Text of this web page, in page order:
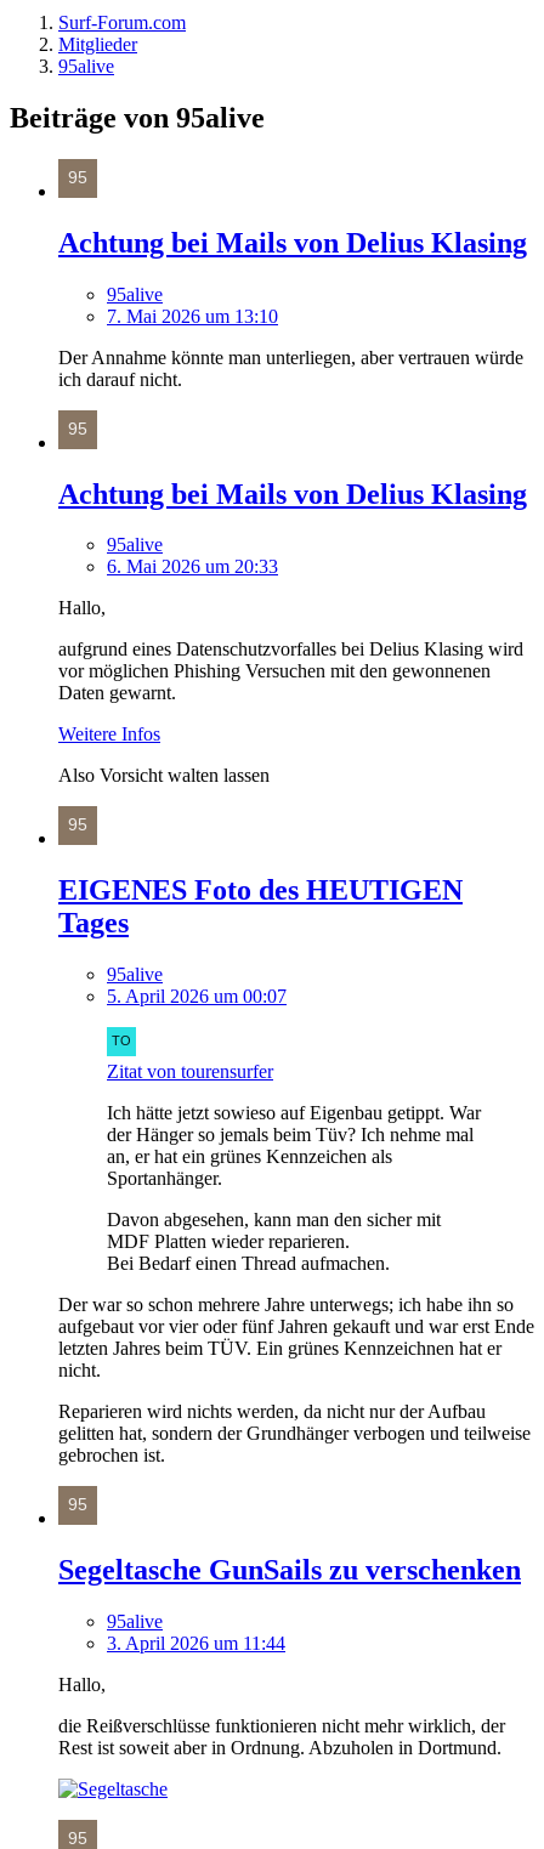
Surf-Forum.com
Mitglieder
95alive
Beiträge von 95alive
Achtung bei Mails von Delius Klasing
95alive
7. Mai 2026 um 13:10
Der Annahme könnte man unterliegen, aber vertrauen würde
ich darauf nicht.
Achtung bei Mails von Delius Klasing
95alive
6. Mai 2026 um 20:33
Hallo,
aufgrund eines Datenschutzvorfalles bei Delius Klasing wird
vor möglichen Phishing Versuchen mit den gewonnenen
Daten gewarnt.
Weitere Infos
Also Vorsicht walten lassen
EIGENES Foto des HEUTIGEN
Tages
95alive
5. April 2026 um 00:07
Zitat von tourensurfer
Ich hätte jetzt sowieso auf Eigenbau getippt. War
der Hänger so jemals beim Tüv? Ich nehme mal
an, er hat ein grünes Kennzeichen als
Sportanhänger.
Davon abgesehen, kann man den sicher mit
MDF Platten wieder reparieren.
Bei Bedarf einen Thread aufmachen.
Der war so schon mehrere Jahre unterwegs; ich habe ihn so
aufgebaut vor vier oder fünf Jahren gekauft und war erst Ende
letzten Jahres beim TÜV. Ein grünes Kennzeichnen hat er
nicht.
Reparieren wird nichts werden, da nicht nur der Aufbau
gelitten hat, sondern der Grundhänger verbogen und teilweise
gebrochen ist.
Segeltasche GunSails zu verschenken
95alive
3. April 2026 um 11:44
Hallo,
die Reißverschlüsse funktionieren nicht mehr wirklich, der
Rest ist soweit aber in Ordnung. Abzuholen in Dortmund.